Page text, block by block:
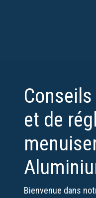
Conseils
et de
Bienvenue dans